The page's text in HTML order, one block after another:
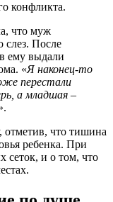
конфликта.
что муж
слез. После
ему выдали
«Я наконец-то
перестали
а младшая –
что тишина
ребенка. При
сеток, и о том, что